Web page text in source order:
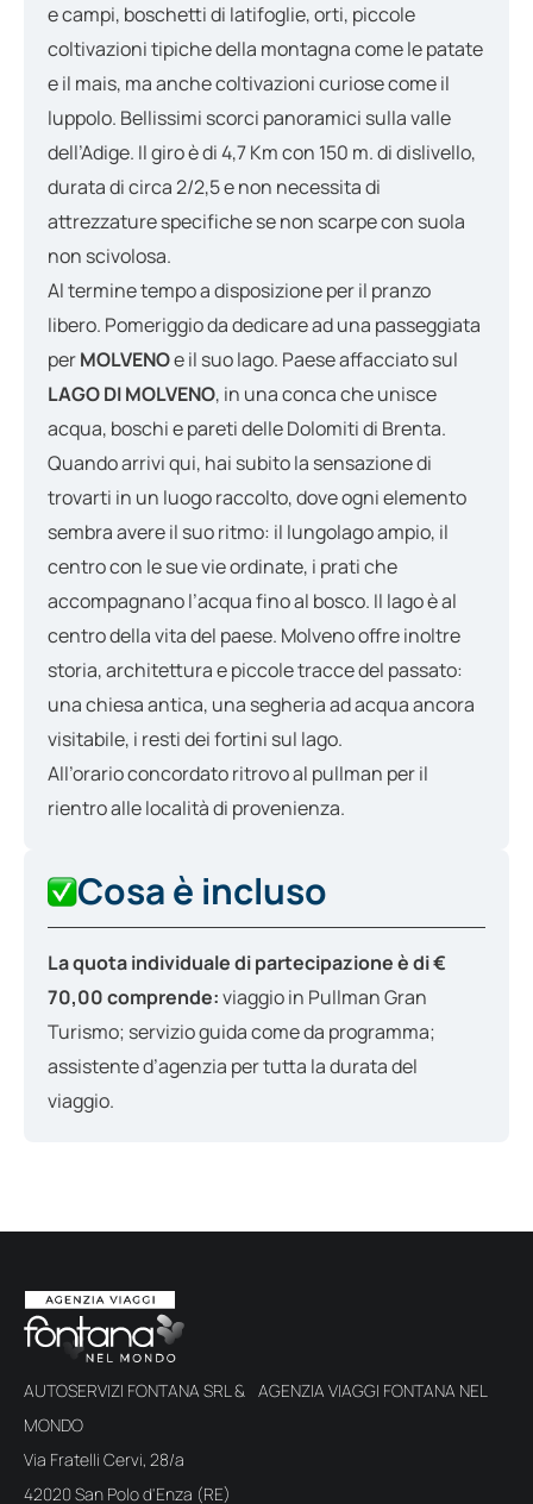
e campi, boschetti di latifoglie, orti, piccole
coltivazioni tipiche della montagna come le patate
e il mais, ma anche coltivazioni curiose come il
luppolo. Bellissimi scorci panoramici sulla valle
dell’Adige. Il giro è di 4,7 Km con 150 m. di dislivello,
durata di circa 2/2,5 e non necessita di
attrezzature specifiche se non scarpe con suola
non scivolosa.
Al termine tempo a disposizione per il pranzo
libero. Pomeriggio da dedicare ad una passeggiata
perMOLVENOe il suo lago. Paese affacciato sul
LAGODI MOLVENO, in una conca che unisce
acqua, boschi e pareti delle Dolomiti di Brenta.
Quando arrivi qui, hai subito la sensazione di
trovarti in un luogo raccolto, dove ogni elemento
sembra avere il suo ritmo: il lungolago ampio, il
centro con le sue vie ordinate, i prati che
accompagnano l’acqua fino al bosco. Il lago è al
centro della vita del paese. Molveno offre inoltre
storia, architettura e piccole tracce del passato:
una chiesa antica, una segheria ad acqua ancora
visitabile, i resti dei fortini sul lago.
All’orario concordato ritrovo al pullman per il
rientro alle località di provenienza.
Cosa è incluso
La quota individuale di partecipazione è di €
70,00 comprende:viaggio in Pullman Gran
Turismo; servizio guida come da programma;
assistente d’agenzia per tutta la durata del
viaggio.
AUTOSERVIZI FONTANA SRL & AGENZIA VIAGGI FONTANA NEL
MONDO
Via Fratelli Cervi, 28/a
42020 San Polo d'Enza (RE)